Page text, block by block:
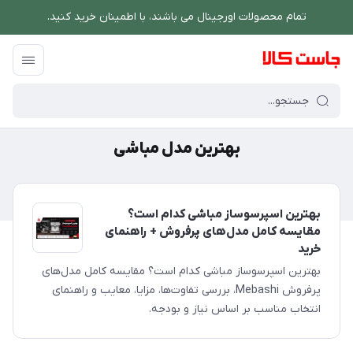
تمام محصولات اورجینال می باشند، با اطمینان خرید کنید.
فروشگاه اینترنتی جاست کالا
بهترین مدل مباشی
بهترین اسپرسوساز مباشی کدام است؟
مقایسه کامل مدل‌های پرفروش + راهنمای
خرید
بهترین اسپرسوساز مباشی کدام است؟ مقایسه کامل مدل‌های
پرفروش Mebashi، بررسی تفاوت‌ها، مزایا، معایب و راهنمای
انتخاب مناسب بر اساس نیاز و بودجه.